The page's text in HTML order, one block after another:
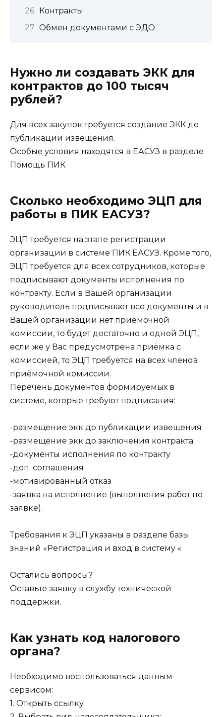
Контракты
Обмен документами с ЭДО
Нужно ли создавать ЭКК для
контрактов до 100 тысяч
рублей?
Для всех закупок требуется создание ЭКК до
публикации извещения.
Особые условия находятся в ЕАСУЗ в разделе
Помощь ПИК
Сколько необходимо ЭЦП для
работы в ПИК ЕАСУЗ?
ЭЦП требуется на этапе регистрации
организации в системе ПИК ЕАСУЗ. Кроме того,
ЭЦП требуется для всех сотрудников, которые
подписывают документы исполнения по
контракту. Если в Вашей организации
руководитель подписывает все документы и в
Вашей организации нет приёмочной
комиссии, то будет достаточно и одной ЭЦП,
если же у Вас предусмотрена приёмка с
комиссией, то ЭЦП требуется на всех членов
приёмочной комиссии.
Перечень документов формируемых в
системе, которые требуют подписания:
-размещение экк до публикации извещения
-размещение экк до заключения контракта
-документы исполнения по контракту
-доп. соглашения
-мотивированный отказ
-заявка на исполнение (выполнения работ по
заявке).
Требования к ЭЦП указаны в разделе базы
знаний «Регистрация и вход в систему «
Остались вопросы?
Оставьте заявку в службу технической
поддержки.
Как узнать код налогового
органа?
Необходимо воспользоваться данным
сервисом:
1. Открыть ссылку